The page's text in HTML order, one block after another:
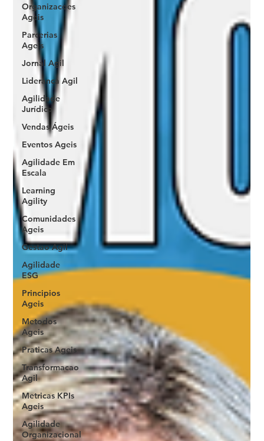
Organizacoes
Ageis
Parcerias
Ageis
Jornal Agil
Lideranca Agil
Agilidade
Jurídica
Vendas Ágeis
Eventos Ageis
Agilidade Em
Escala
Learning
Agility
Comunidades
Ageis
Gestao Agil
Agilidade
ESG
Principios
Ageis
Metodos
Ageis
Praticas Ageis
Transformacao
Agil
Metricas KPIs
Ageis
Agilidade
Organizacional